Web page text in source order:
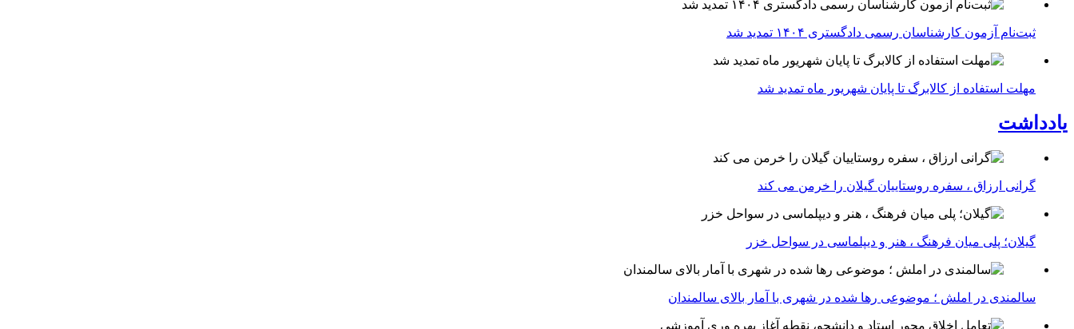
ثبت‌نام آزمون کارشناسان رسمی دادگستری ۱۴۰۴ تمدید شد
مهلت استفاده از کالابرگ تا پایان شهریور ماه تمدید شد
یادداشت
گرانی ارزاق ، سفره روستاییان گیلان را خرمن می کند
گیلان؛ پلی میان فرهنگ ، هنر و دیپلماسی در سواحل خزر
سالمندی در املش ؛ موضوعی رها شده در شهری با آمار بالای سالمندان